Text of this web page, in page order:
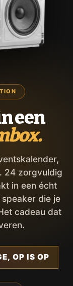
een
24 zorgvuldig
in een écht
die je
cadeau dat
OP IS OP